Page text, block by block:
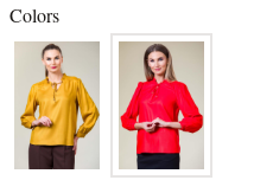
Colors
TINUTE DE OCAZIE
NOUTĂȚI
VEZI TOATE REDUCERILE